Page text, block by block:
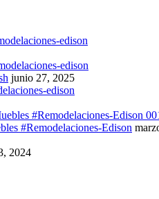
junio 27, 2025
#Remodelaciones-Edison
2024